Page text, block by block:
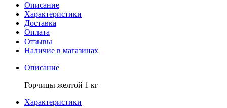
Описание
Характеристики
Доставка
Оплата
Отзывы
Наличие в магазинах
Описание
Горчицы желтой 1 кг
Характеристики